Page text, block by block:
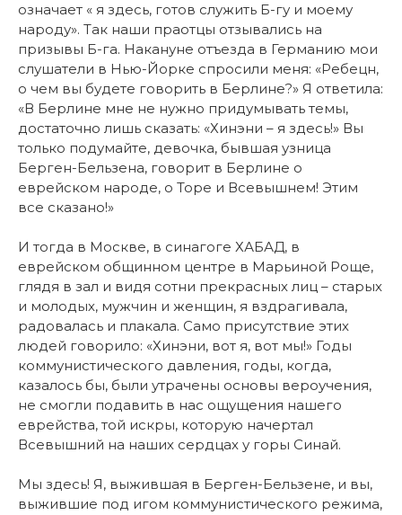
означает « я здесь, готов служить Б-гу и моему
народу». Так наши праотцы отзывались на
призывы Б-га. Накануне отъезда в Германию мои
слушатели в Нью-Йорке спросили меня: «Ребецн,
о чем вы будете говорить в Берлине?» Я ответила:
«В Берлине мне не нужно придумывать темы,
достаточно лишь сказать: «Хинэни – я здесь!» Вы
только подумайте, девочка, бывшая узница
Берген-Бельзена, говорит в Берлине о
еврейском народе, о Торе и Всевышнем! Этим
все сказано!»
И тогда в Москве, в синагоге ХАБАД, в
еврейском общинном центре в Марьиной Роще,
глядя в зал и видя сотни прекрасных лиц – старых
и молодых, мужчин и женщин, я вздрагивала,
радовалась и плакала. Само присутствие этих
людей говорило: «Хинэни, вот я, вот мы!» Годы
коммунистического давления, годы, когда,
казалось бы, были утрачены основы вероучения,
не смогли подавить в нас ощущения нашего
еврейства, той искры, которую начертал
Всевышний на наших сердцах у горы Синай.
Мы здесь! Я, выжившая в Берген-Бельзене, и вы,
выжившие под игом коммунистического режима,